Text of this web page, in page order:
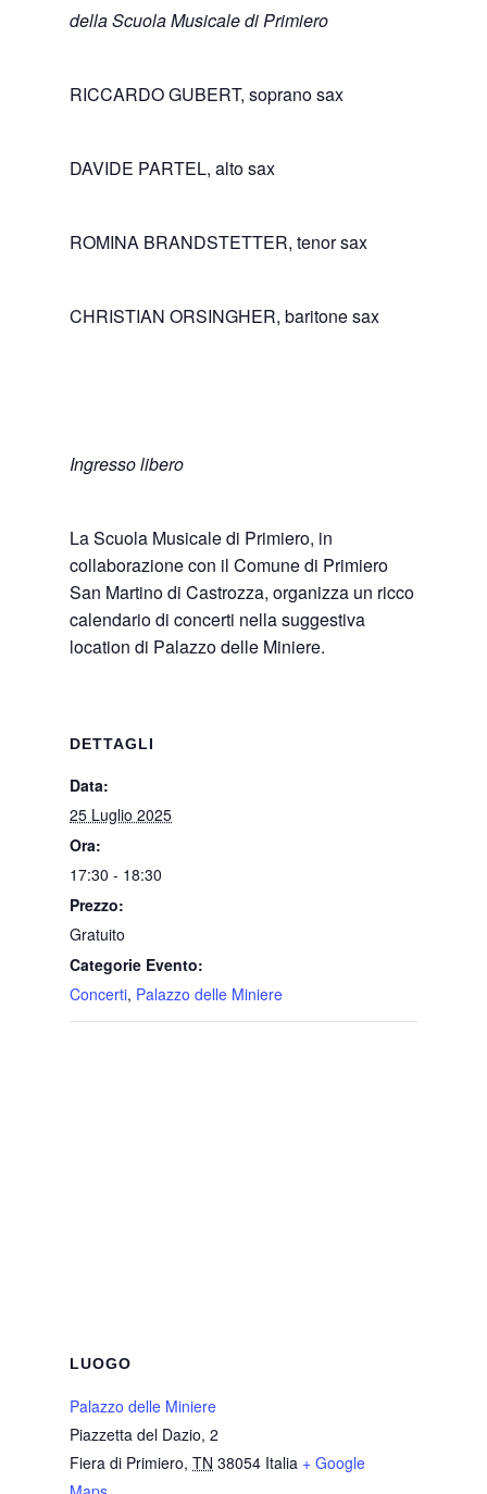
della Scuola Musicale di Primiero
RICCARDO GUBERT, soprano sax
DAVIDE PARTEL, alto sax
ROMINA BRANDSTETTER, tenor sax
CHRISTIAN ORSINGHER, baritone sax
Ingresso libero
La Scuola Musicale di Primiero, in
collaborazione con il Comune di Primiero
San Martino di Castrozza, organizza un ricco
calendario di concerti nella suggestiva
location di Palazzo delle Miniere.
DETTAGLI
Data:
25 Luglio 2025
Ora:
17:30 - 18:30
Prezzo:
Gratuito
Categorie Evento:
Concerti, Palazzo delle Miniere
LUOGO
Palazzo delle Miniere
Piazzetta del Dazio, 2
Fiera di Primiero, TN 38054 Italia + Google